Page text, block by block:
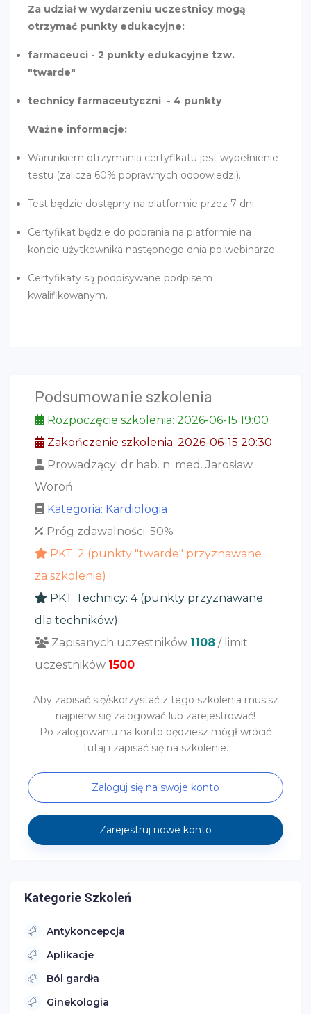
Za udział w wydarzeniu uczestnicy mogą
otrzymać punkty edukacyjne:
farmaceuci - 2 punkty edukacyjne tzw.
"twarde"
technicy farmaceutyczni - 4 punkty
Ważne informacje:
Warunkiem otrzymania certyfikatu jest wypełnienie
testu (zalicza 60% poprawnych odpowiedzi).
Test będzie dostępny na platformie przez 7 dni.
Certyfikat będzie do pobrania na platformie na
koncie użytkownika następnego dnia po webinarze.
Certyfikaty są podpisywane podpisem
kwalifikowanym.
Podsumowanie szkolenia
Rozpoczęcie szkolenia: 2026-06-15 19:00
Zakończenie szkolenia: 2026-06-15 20:30
Prowadzący: dr hab. n. med. Jarosław
Woroń
Kategoria: Kardiologia
Próg zdawalności: 50%
PKT: 2 (punkty "twarde" przyznawane
za szkolenie)
PKT Technicy: 4 (punkty przyznawane
dla techników)
Zapisanych uczestników 1108 / limit
uczestników 1500
Aby zapisać się/skorzystać z tego szkolenia musisz
najpierw się zalogować lub zarejestrować!
Po zalogowaniu na konto będziesz mógł wrócić
tutaj i zapisać się na szkolenie.
Zaloguj się na swoje konto
Zarejestruj nowe konto
Kategorie Szkoleń
Antykoncepcja
Aplikacje
Ból gardła
Ginekologia